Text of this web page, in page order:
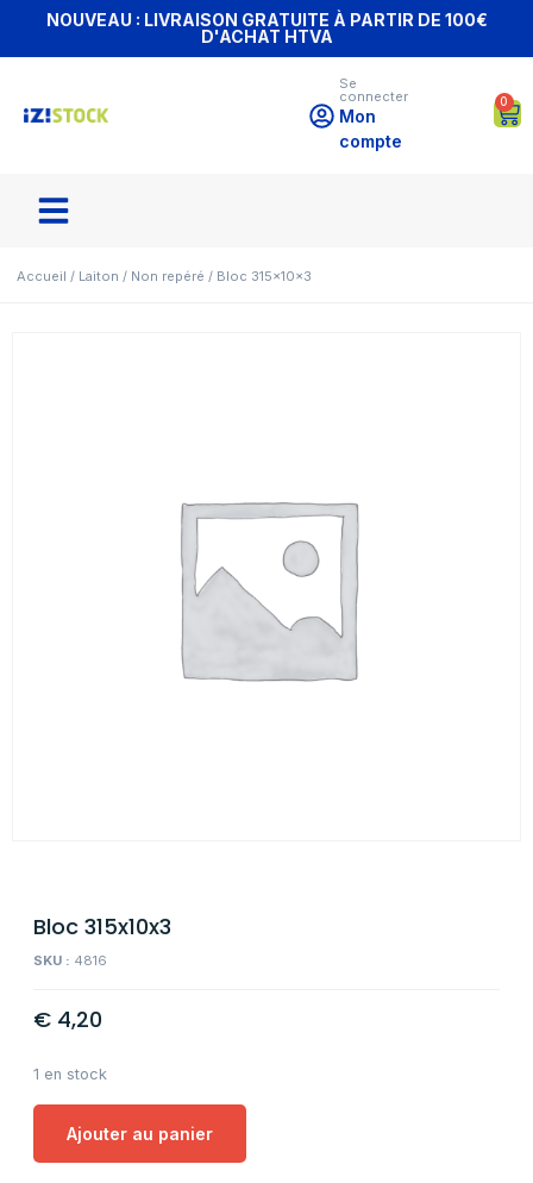
NOUVEAU : LIVRAISON GRATUITE À PARTIR DE 100€
D'ACHAT HTVA
Se
connecter
Mon
compte
0
Accueil / Laiton / Non repéré / Bloc 315x10x3
Bloc 315x10x3
SKU : 4816
€ 4,20
1 en stock
Ajouter au panier